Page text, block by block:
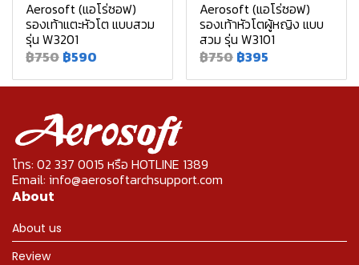
Aerosoft (แอโร่ซอฟ)
รองเท้าแตะหัวโต แบบสวม
รุ่น W3201
฿750 ฿590
Aerosoft (แอโร่ซอฟ)
รองเท้าหัวโตผู้หญิง แบบ
สวม รุ่น W3101
฿750 ฿395
โทร: 02 337 0015 หรือ HOTLINE 1389
Email: info@aerosoftarchsupport.com
About
About us
Review